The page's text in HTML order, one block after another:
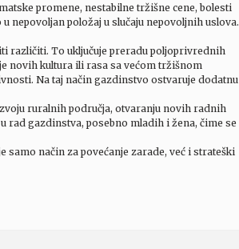
promene, nestabilne tržišne cene, bolesti
položaj u slučaju nepovoljnih uslova.
različiti. To uključuje preradu poljoprivrednih
novih kultura ili rasa sa većom tržišnom
Na taj način gazdinstvo ostvaruje dodatnu
ruralnih područja, otvaranju novih radnih
rad gazdinstva, posebno mladih i žena, čime se
samo način za povećanje zarade, već i strateški